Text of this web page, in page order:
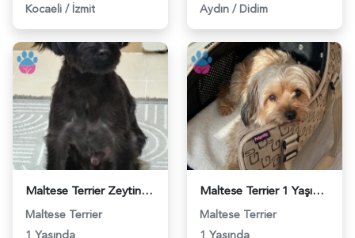
Kocaeli / İzmit
Aydın / Didim
Maltese Terrier Zeytinbeye dişi ariyoruz - 118984208
Maltese Terrier
1 Yaşında
Maltese Terrier 1 Yaşında Dişi Kızgınlıkta - 118984087
Maltese Terrier
1 Yaşında